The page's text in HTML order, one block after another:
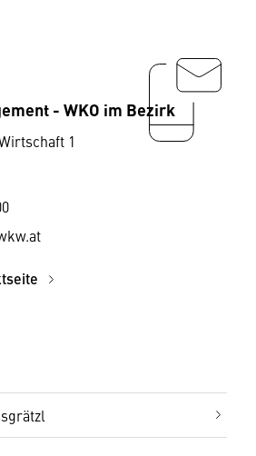
- WKO im Bezirk
1